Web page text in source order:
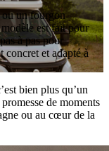
ou un fourgon
est fait pour
à pas pour
concret et adapté à
bien plus qu’un
de moments
ou au cœur de la